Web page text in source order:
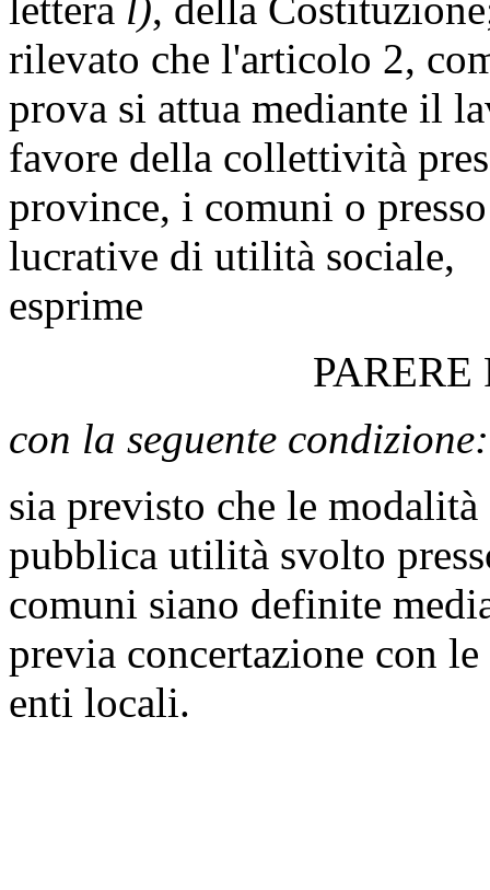
rilevato che l'articolo 2,
prova si attua mediante il
favore della collettività
province, i comuni o
lucrative di utilità sociale,
esprime
con la seguente condizione:
sia previsto che le
pubblica utilità svolto
comuni siano definite
previa concertazione con
enti locali.